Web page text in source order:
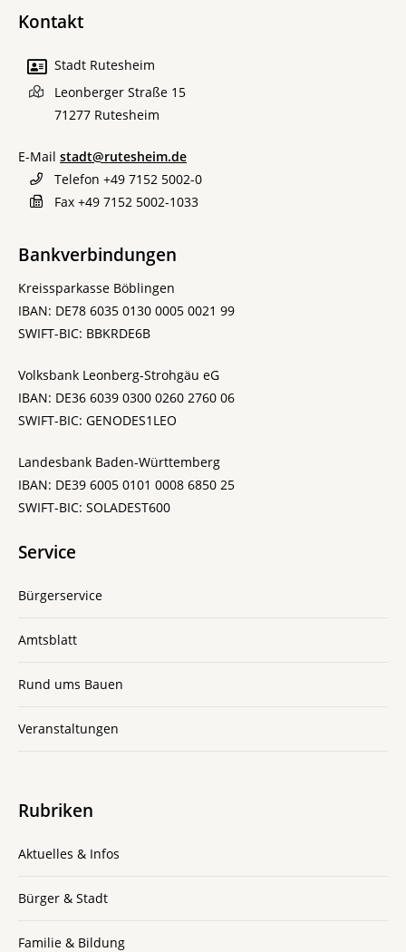
Kontakt
Stadt Rutesheim
Leonberger Straße 15
71277 Rutesheim
E-Mail stadt@rutesheim.de
Telefon +49 7152 5002-0
Fax +49 7152 5002-1033
Bankverbindungen
Kreissparkasse Böblingen
IBAN: DE78 6035 0130 0005 0021 99
SWIFT-BIC: BBKRDE6B
Volksbank Leonberg-Strohgäu eG
IBAN: DE36 6039 0300 0260 2760 06
SWIFT-BIC: GENODES1LEO
Landesbank Baden-Württemberg
IBAN: DE39 6005 0101 0008 6850 25
SWIFT-BIC: SOLADEST600
Service
Bürgerservice
Amtsblatt
Rund ums Bauen
Veranstaltungen
Rubriken
Aktuelles & Infos
Bürger & Stadt
Familie & Bildung